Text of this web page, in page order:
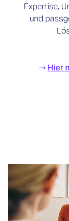
Expertise,
und
➝ Hier